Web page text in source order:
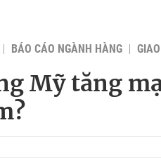
BÁO CÁO NGÀNH HÀNG
Mỹ tăng